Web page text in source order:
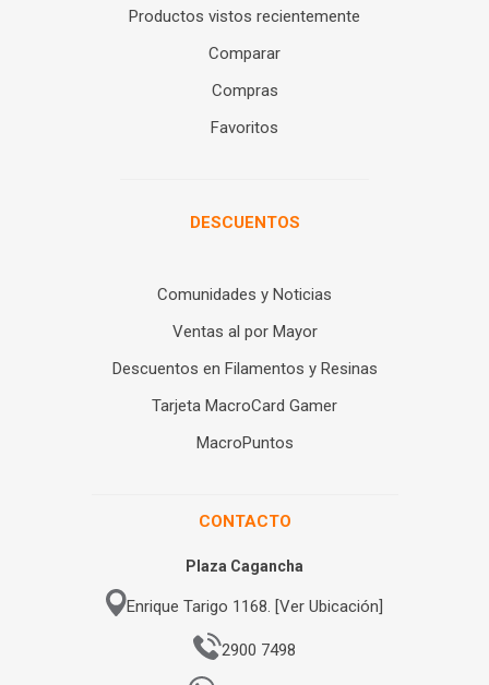
Productos vistos recientemente
Comparar
Compras
Favoritos
DESCUENTOS
Comunidades y Noticias
Ventas al por Mayor
Descuentos en Filamentos y Resinas
Tarjeta MacroCard Gamer
MacroPuntos
CONTACTO
Plaza Cagancha
Enrique Tarigo 1168. [Ver Ubicación]
2900 7498